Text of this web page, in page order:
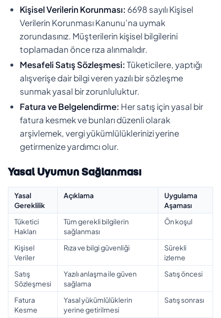
Kişisel Verilerin Korunması: 6698 sayılı Kişisel
Verilerin Korunması Kanunu’na uymak
zorundasınız. Müşterilerin kişisel bilgilerini
toplamadan önce rıza alınmalıdır.
Mesafeli Satış Sözleşmesi: Tüketicilere, yaptığı
alışverişe dair bilgi veren yazılı bir sözleşme
sunmak yasal bir zorunluluktur.
Fatura ve Belgelendirme: Her satış için yasal bir
fatura kesmek ve bunları düzenli olarak
arşivlemek, vergi yükümlülüklerinizi yerine
getirmenize yardımcı olur.
Yasal Uyumun Sağlanması
Yasal
Gereklilik
Açıklama
Uygulama
Aşaması
Tüketici
Hakları
Tüm gerekli bilgilerin
sağlanması
Ön koşul
Kişisel
Veriler
Rıza ve bilgi güvenliği
Sürekli
izleme
Satış
Sözleşmesi
Yazılı anlaşma ile güven
sağlama
Satış öncesi
Fatura
Kesme
Yasal yükümlülüklerin
yerine getirilmesi
Satış sonrası